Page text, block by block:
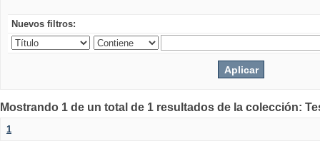
Nuevos filtros:
Mostrando 1 de un total de 1 resultados de la colección:
1